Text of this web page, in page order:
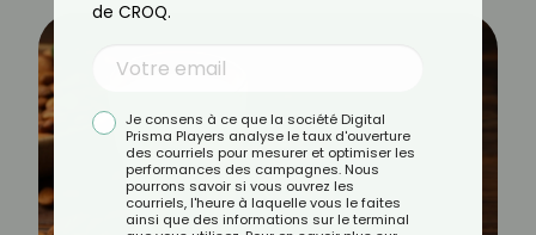
de CROQ.
Je consens à ce que la société Digital
Prisma Players analyse le taux d'ouverture
des courriels pour mesurer et optimiser les
performances des campagnes. Nous
pourrons savoir si vous ouvrez les
courriels, l'heure à laquelle vous le faites
ainsi que des informations sur le terminal